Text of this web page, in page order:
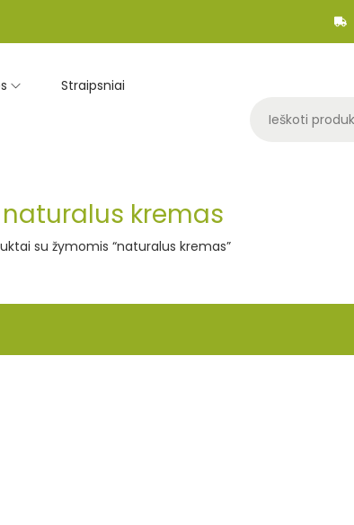
Straipsniai
naturalus kremas
su žymomis “naturalus kremas”